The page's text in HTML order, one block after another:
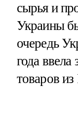
сырья и
Украины
очередь
года ввела
товаров